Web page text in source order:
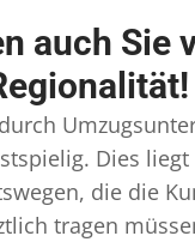
auch Sie
Dies
die die
tragen